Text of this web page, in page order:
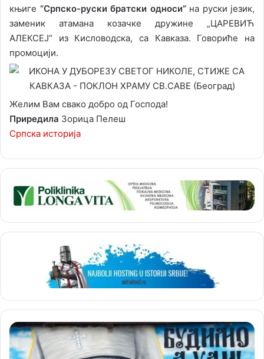
књиге “Српско-руски братски односи”на руски језик,
заменик атамана козачке дружине „ЦАРЕВИЋ
АЛЕКСЕЈ“ из Кисловодска, са Кавказа. Говориће на
промоцији.
Желим Вам свако добро од Господа!
Приредила Зорица Пелеш
Српска историја